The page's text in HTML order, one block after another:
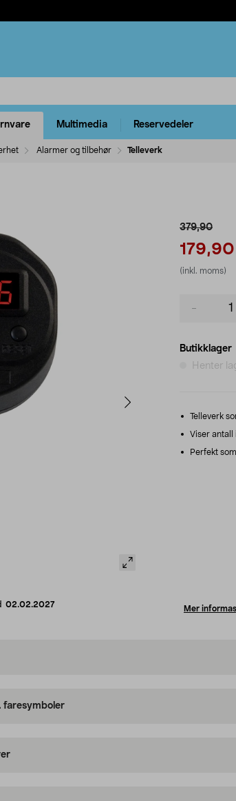
Multimedia Reservedeler
Alarmer og tilbehør Telleverk
02.02.2027
379,90
179,90
(inkl. moms)
Butikklager
Henter
Telleverk
Viser antall
Perfekt
Mer
faresymboler